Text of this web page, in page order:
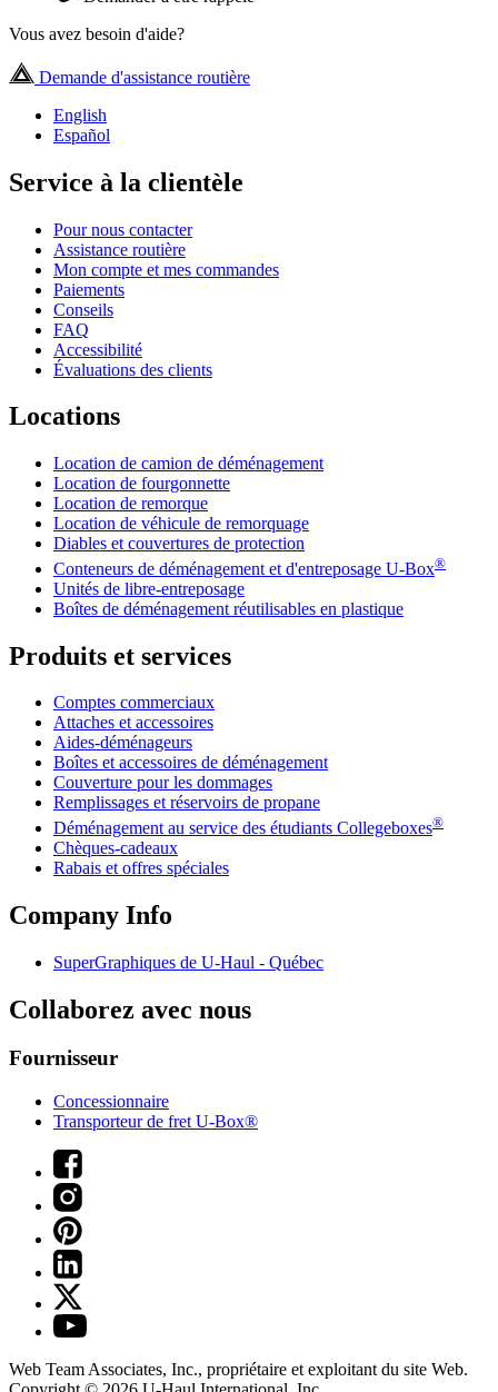
Vous avez besoin d'aide?
Demande d'assistance routière
English
Español
Service à la clientèle
Pour nous contacter
Assistance routière
Mon compte et mes commandes
Paiements
Conseils
FAQ
Accessibilité
Évaluations des clients
Locations
Location de camion de déménagement
Location de fourgonnette
Location de remorque
Location de véhicule de remorquage
Diables et couvertures de protection
Conteneurs de déménagement et d'entreposage U-Box®
Unités de libre-entreposage
Boîtes de déménagement réutilisables en plastique
Produits et services
Comptes commerciaux
Attaches et accessoires
Aides-déménageurs
Boîtes et accessoires de déménagement
Couverture pour les dommages
Remplissages et réservoirs de propane
Déménagement au service des étudiants Collegeboxes®
Chèques-cadeaux
Rabais et offres spéciales
Company Info
SuperGraphiques de U-Haul - Québec
Collaborez avec nous
Fournisseur
Concessionnaire
Transporteur de fret U-Box®
Web Team Associates, Inc., propriétaire et exploitant du site Web.